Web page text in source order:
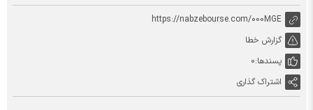
https://nabzebourse.com/000MGE
گزارش خطا
پسندها:0
اشتراک گذاری